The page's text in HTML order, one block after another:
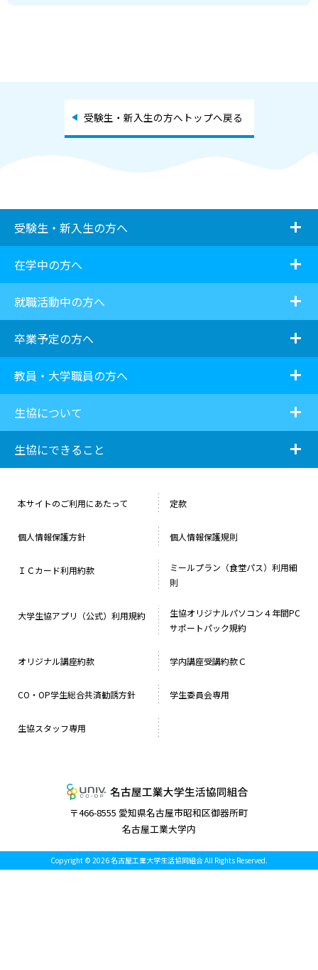
受験生・新入生の方へトップへ戻る
受験生・新入生の方へ
在学中の方へ
就職活動中の方へ
卒業予定の方へ
教員・大学職員の方へ
生協について
生協にできること
本サイトのご利用にあたって 定款
個人情報保護方針 個人情報保護規則
ＩＣカード利用約款
ミールプラン（食堂パス）利用細
則
大学生協アプリ（公式）利用規約
生協オリジナルパソコン４年間PC
サポートパック規約
オリジナル講座約款 学内講座受講約款Ｃ
CO・OP学生総合共済勧誘方針 学生委員会専用
生協スタッフ専用
〒466-8555 愛知県名古屋市昭和区御器所町
名古屋工業大学内
Copyright © 2026 名古屋工業大学生活協同組合 All Rights Reserved.